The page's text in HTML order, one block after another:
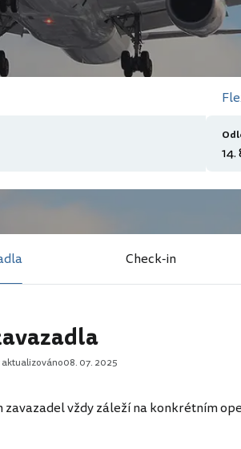
Check-in
aktualizováno08. 07. 2025
zavazadel vždy záleží na konkrétním